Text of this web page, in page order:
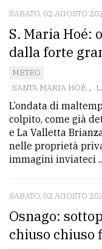
SABATO, 02 AGOSTO
S. Maria
dalla forte
METEO
SANTA MARIA HOÈ ,
L’ondata di
colpito, come già
e La Valletta
nelle proprietà
immagini inviateci
SABATO, 02 AGOSTO
Osnago:
chiuso chiuso